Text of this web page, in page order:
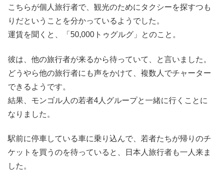
こちらが個人旅行者で、観光のためにタクシーを探すつも
りだということを分かっているようでした。
運賃を聞くと、「50,000トゥグルグ」とのこと。
彼は、他の旅行者が来るから待っていて、と言いました。
どうやら他の旅行者にも声をかけて、複数人でチャーター
できるようです。
結果、モンゴル人の若者4人グループと一緒に行くことに
なりました。
駅前に停車している車に乗り込んで、若者たちが帰りのチ
ケットを買うのを待っていると、日本人旅行者も一人来ま
した。